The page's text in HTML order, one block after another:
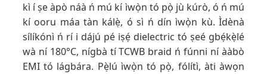
kì í ṣe àpò náà ń mú kí ìwọ̀n tó pọ̀ jù kúrò, ó ń mú
kí ooru máa tàn kálẹ̀, ó sì ń dín ìwọ̀n kù. Ìdènà
sílíkónì ń rí i dájú pé iṣẹ́ dielectric tó ṣeé gbẹ́kẹ̀lé
wà ní 180°C, nígbà tí TCWB braid ń fúnni ní ààbò
EMI tó lágbára. Pẹ̀lú ìwọ̀n tó pọ̀, fólítì, àti àwọn